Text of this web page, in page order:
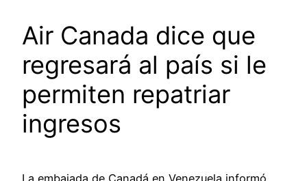
Air Canada dice que
regresará al país si le
permiten repatriar
ingresos
La embajada de Canadá en Venezuela informó